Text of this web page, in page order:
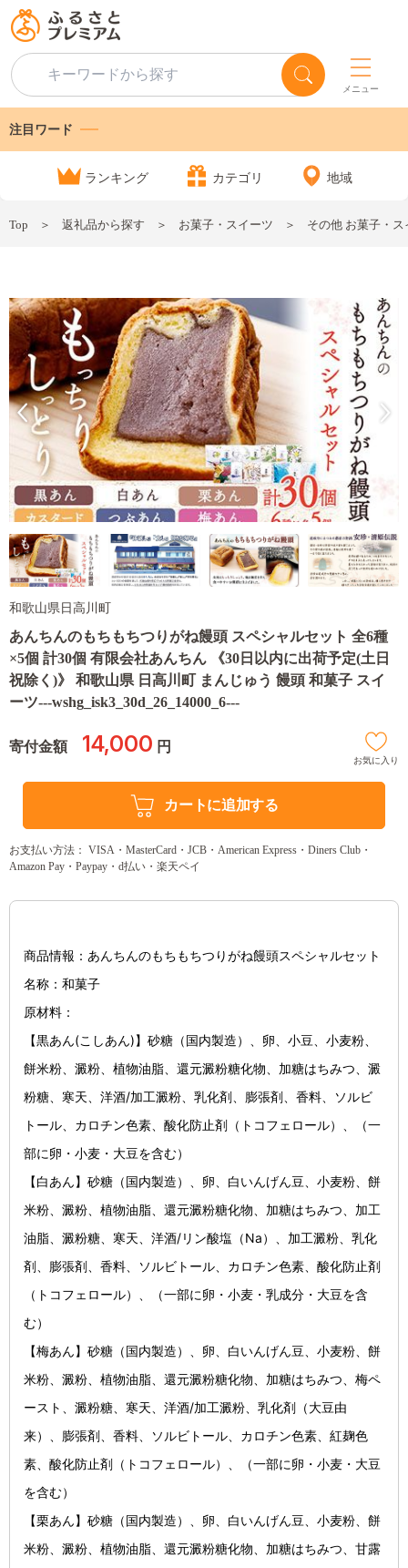
メニュー
注目ワード
ランキング カテゴリ 地域
Top 返礼品から探す お菓子・スイーツ その他 お菓子・ス
和歌山県日高川町
あんちんのもちもちつりがね饅頭 スペシャルセット 全6種
×5個 計30個 有限会社あんちん 《30日以内に出荷予定(土日
祝除く)》 和歌山県 日高川町 まんじゅう 饅頭 和菓子 スイ
ーツ---wshg_isk3_30d_26_14000_6---
寄付金額 14,000 円
お気に入り
カートに追加する
お支払い方法： VISA・MasterCard・JCB・American Express・Diners Club・
Amazon Pay・Paypay・d払い・楽天ペイ
商品情報：あんちんのもちもちつりがね饅頭スペシャルセット
名称：和菓子
原材料：
【黒あん(こしあん)】砂糖（国内製造）、卵、小豆、小麦粉、
餅米粉、澱粉、植物油脂、還元澱粉糖化物、加糖はちみつ、澱
粉糖、寒天、洋酒/加工澱粉、乳化剤、膨張剤、香料、ソルビ
トール、カロチン色素、酸化防止剤（トコフェロール）、（一
部に卵・小麦・大豆を含む）
【白あん】砂糖（国内製造）、卵、白いんげん豆、小麦粉、餅
米粉、澱粉、植物油脂、還元澱粉糖化物、加糖はちみつ、加工
油脂、澱粉糖、寒天、洋酒/リン酸塩（Na）、加工澱粉、乳化
剤、膨張剤、香料、ソルビトール、カロチン色素、酸化防止剤
（トコフェロール）、（一部に卵・小麦・乳成分・大豆を含
む）
【梅あん】砂糖（国内製造）、卵、白いんげん豆、小麦粉、餅
米粉、澱粉、植物油脂、還元澱粉糖化物、加糖はちみつ、梅ペ
ースト、澱粉糖、寒天、洋酒/加工澱粉、乳化剤（大豆由
来）、膨張剤、香料、ソルビトール、カロチン色素、紅麹色
素、酸化防止剤（トコフェロール）、（一部に卵・小麦・大豆
を含む）
【栗あん】砂糖（国内製造）、卵、白いんげん豆、小麦粉、餅
米粉、澱粉、植物油脂、還元澱粉糖化物、加糖はちみつ、甘露